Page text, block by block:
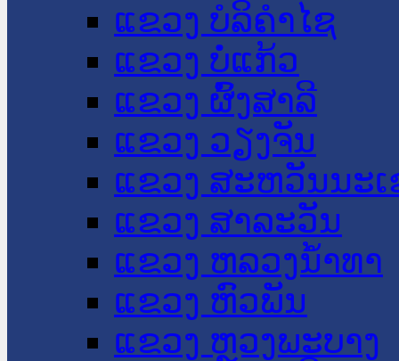
ແຂວງ ບໍລິຄໍາໄຊ
ແຂວງ ບໍ່ແກ້ວ
ແຂວງ ຜົ້ງສາລີ
ແຂວງ ວຽງຈັນ
ແຂວງ ສະຫວັນນະ
ແຂວງ ສາລະວັນ
ແຂວງ ຫລວງນໍ້າທາ
ແຂວງ ຫົວພັນ
ແຂວງ ຫຼວງພະບາງ